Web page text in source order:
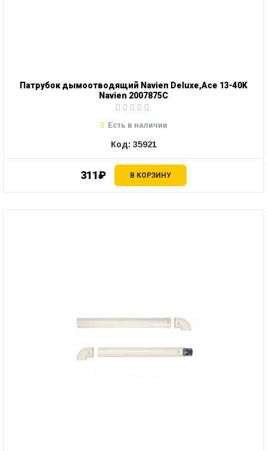
Патрубок дымоотводящий Navien Deluxe,Ace 13-40K
Navien 2007875C
311₽ В КОРЗИНУ
Есть в наличии
Код: 35921